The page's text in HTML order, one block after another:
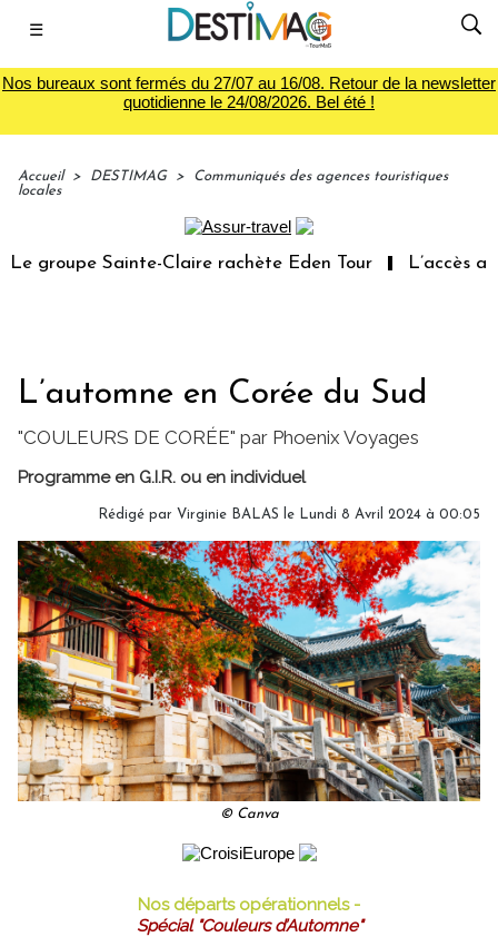
☰
Nos bureaux sont fermés du 27/07 au 16/08. Retour de la newsletter
quotidienne le 24/08/2026. Bel été !
Accueil > DESTIMAG >
Communiqués des agences touristiques
locales
groupe Sainte-Claire rachète Eden Tour L’accès aux
L’automne en Corée du Sud
"COULEURS DE CORÉE" par Phoenix Voyages
Programme en G.I.R. ou en individuel
Rédigé par Virginie BALAS le Lundi 8 Avril 2024 à 00:05
© Canva
Nos départs opérationnels -
Spécial "Couleurs d’Automne"